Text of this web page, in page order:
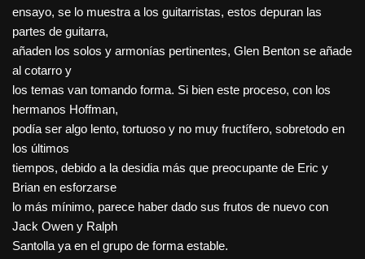
ensayo, se lo muestra a los guitarristas, estos depuran las
partes de guitarra,
añaden los solos y armonías pertinentes, Glen Benton se añade
al cotarro y
los temas van tomando forma. Si bien este proceso, con los
hermanos Hoffman,
podía ser algo lento, tortuoso y no muy fructífero, sobretodo en
los últimos
tiempos, debido a la desidia más que preocupante de Eric y
Brian en esforzarse
lo más mínimo, parece haber dado sus frutos de nuevo con
Jack Owen y Ralph
Santolla ya en el grupo de forma estable.